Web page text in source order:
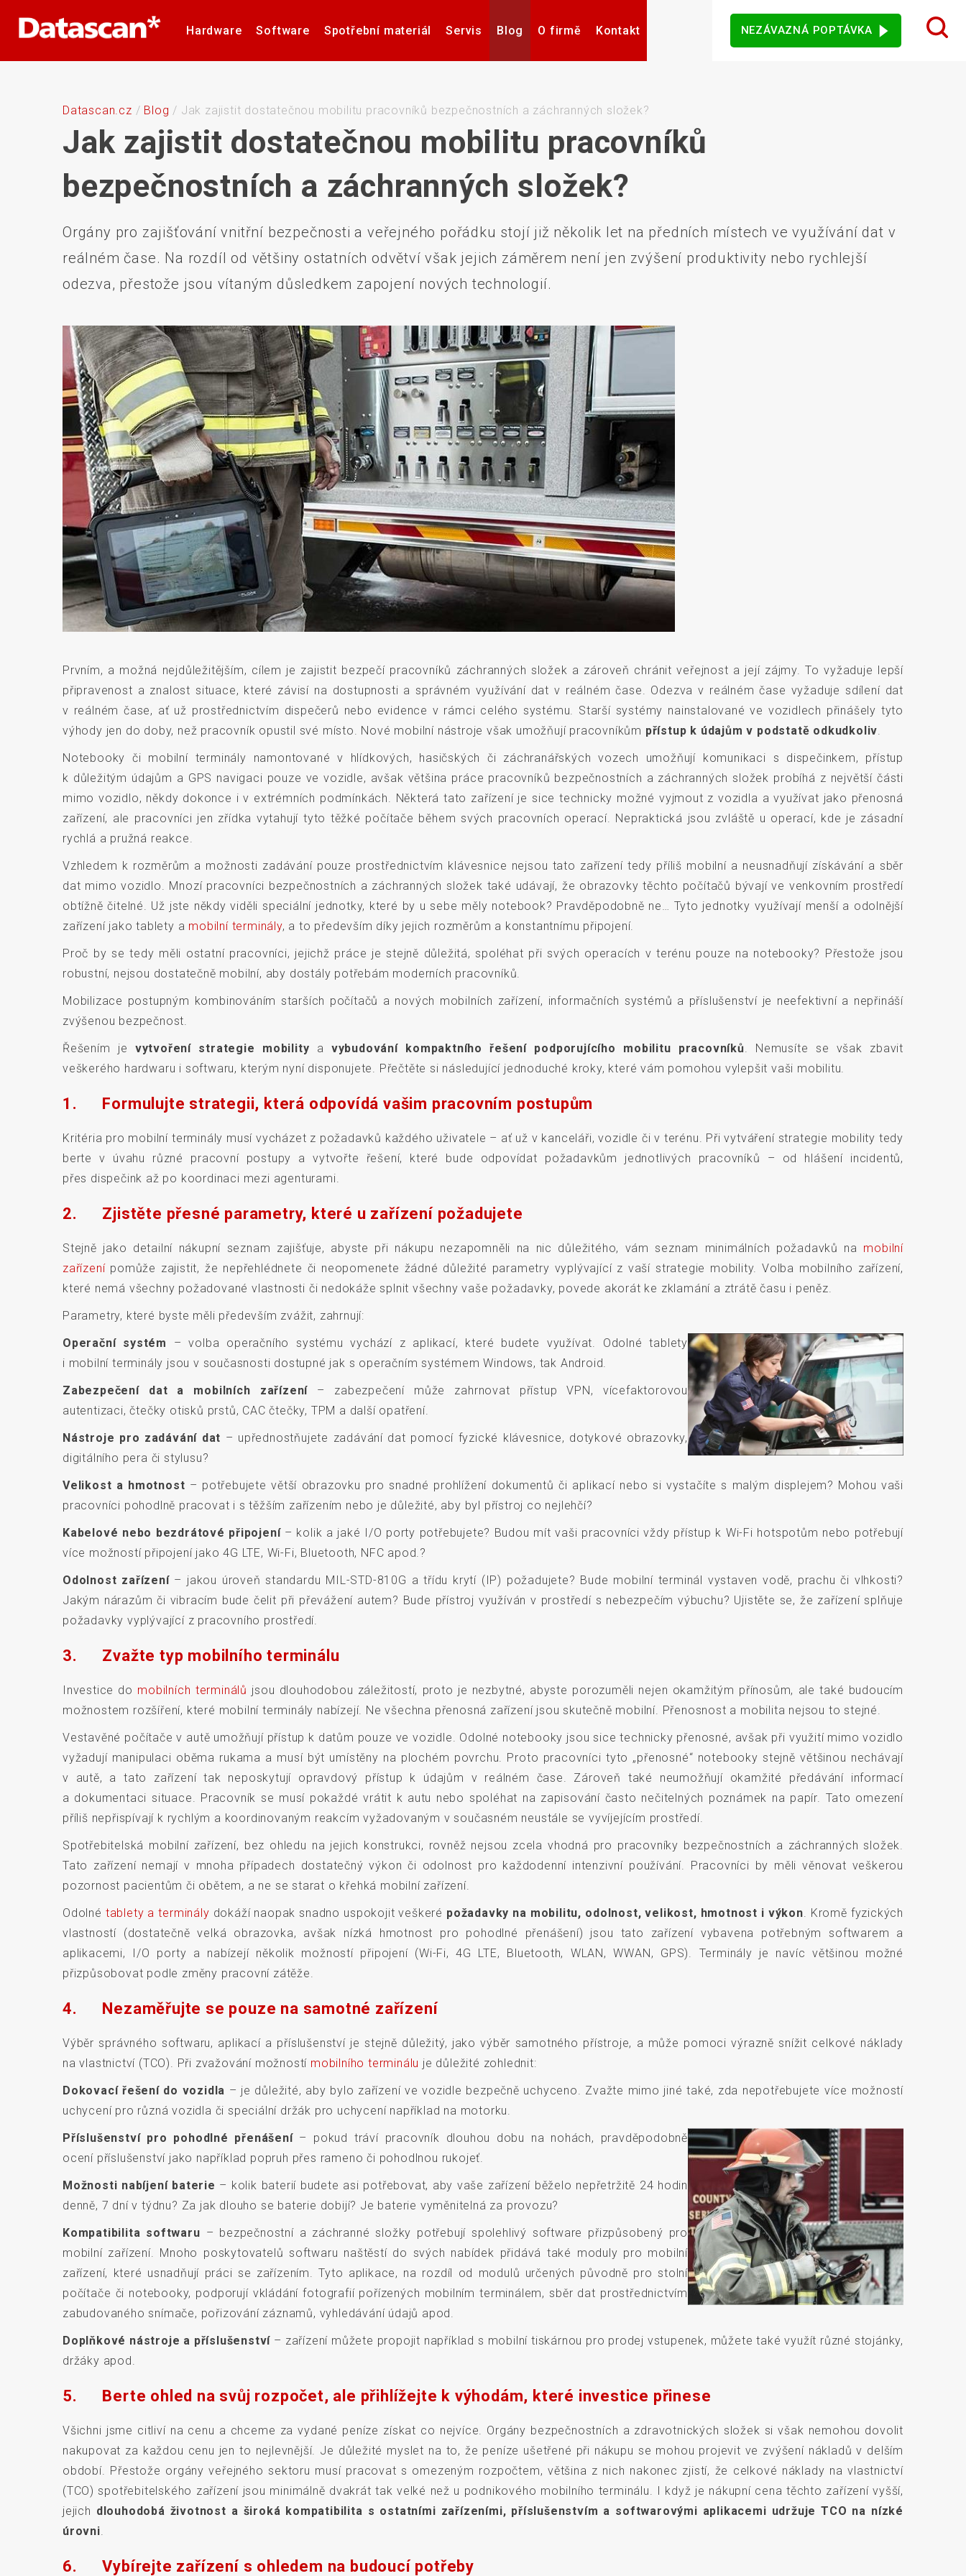
Hardware Software Spotřební materiál Servis Blog O firmě Kontakt
Tiskárny plastových karet Aplikátory etiket
senzory
NEZÁVAZNÁ POPTÁVKA
Datascan.cz / Blog / Jak zajistit dostatečnou mobilitu pracovníků bezpečnostních a záchranných složek?
Jak zajistit dostatečnou mobilitu pracovníků
bezpečnostních a záchranných složek?
Orgány pro zajišťování vnitřní bezpečnosti a veřejného pořádku stojí již několik let na předních místech ve využívání dat v
reálném čase. Na rozdíl od většiny ostatních odvětví však jejich záměrem není jen zvýšení produktivity nebo rychlejší
odezva, přestože jsou vítaným důsledkem zapojení nových technologií.
Prvním, a možná nejdůležitějším, cílem je zajistit bezpečí pracovníků záchranných složek a zároveň chránit veřejnost a její zájmy. To vyžaduje lepší
připravenost a znalost situace, které závisí na dostupnosti a správném využívání dat v reálném čase. Odezva v reálném čase vyžaduje sdílení dat
v reálném čase, ať už prostřednictvím dispečerů nebo evidence v rámci celého systému. Starší systémy nainstalované ve vozidlech přinášely tyto
výhody jen do doby, než pracovník opustil své místo. Nové mobilní nástroje však umožňují pracovníkům přístup k údajům v podstatě odkudkoliv.
Notebooky či mobilní terminály namontované v hlídkových, hasičských či záchranářských vozech umožňují komunikaci s dispečinkem, přístup
k důležitým údajům a GPS navigaci pouze ve vozidle, avšak většina práce pracovníků bezpečnostních a záchranných složek probíhá z největší části
mimo vozidlo, někdy dokonce i v extrémních podmínkách. Některá tato zařízení je sice technicky možné vyjmout z vozidla a využívat jako přenosná
zařízení, ale pracovníci jen zřídka vytahují tyto těžké počítače během svých pracovních operací. Nepraktická jsou zvláště u operací, kde je zásadní
rychlá a pružná reakce.
Vzhledem k rozměrům a možnosti zadávání pouze prostřednictvím klávesnice nejsou tato zařízení tedy příliš mobilní a neusnadňují získávání a sběr
dat mimo vozidlo. Mnozí pracovníci bezpečnostních a záchranných složek také udávají, že obrazovky těchto počítačů bývají ve venkovním prostředí
obtížně čitelné. Už jste někdy viděli speciální jednotky, které by u sebe měly notebook? Pravděpodobně ne… Tyto jednotky využívají menší a odolnější
zařízení jako tablety a mobilní terminály, a to především díky jejich rozměrům a konstantnímu připojení.
Proč by se tedy měli ostatní pracovníci, jejichž práce je stejně důležitá, spoléhat při svých operacích v terénu pouze na notebooky? Přestože jsou
robustní, nejsou dostatečně mobilní, aby dostály potřebám moderních pracovníků.
Mobilizace postupným kombinováním starších počítačů a nových mobilních zařízení, informačních systémů a příslušenství je neefektivní a nepřináší
zvýšenou bezpečnost.
Řešením je vytvoření strategie mobility a vybudování kompaktního řešení podporujícího mobilitu pracovníků. Nemusíte se však zbavit
veškerého hardwaru i softwaru, kterým nyní disponujete. Přečtěte si následující jednoduché kroky, které vám pomohou vylepšit vaši mobilitu.
1. Formulujte strategii, která odpovídá vašim pracovním postupům
Kritéria pro mobilní terminály musí vycházet z požadavků každého uživatele – ať už v kanceláři, vozidle či v terénu. Při vytváření strategie mobility tedy
berte v úvahu různé pracovní postupy a vytvořte řešení, které bude odpovídat požadavkům jednotlivých pracovníků – od hlášení incidentů,
přes dispečink až po koordinaci mezi agenturami.
2. Zjistěte přesné parametry, které u zařízení požadujete
Stejně jako detailní nákupní seznam zajišťuje, abyste při nákupu nezapomněli na nic důležitého, vám seznam minimálních požadavků na mobilní
zařízenípomůže zajistit, že nepřehlédnete či neopomenete žádné důležité parametry vyplývající z vaší strategie mobility. Volba mobilního zařízení,
které nemá všechny požadované vlastnosti či nedokáže splnit všechny vaše požadavky, povede akorát ke zklamání a ztrátě času i peněz.
Parametry, které byste měli především zvážit, zahrnují:
Operační systém
– volba operačního systému vychází z aplikací, které budete využívat. Odolné tablety
i mobilní terminály jsou v současnosti dostupné jak s operačním systémem Windows, tak Android.
Zabezpečení dat a mobilních zařízení – zabezpečení může zahrnovat přístup VPN, vícefaktorovou
autentizaci, čtečky otisků prstů, CAC čtečky, TPM a další opatření.
Nástroje pro zadávání dat – upřednostňujete zadávání dat pomocí fyzické klávesnice, dotykové obrazovky,
digitálního pera či stylusu?
Velikost a hmotnost – potřebujete větší obrazovku pro snadné prohlížení dokumentů či aplikací nebo si vystačíte s malým displejem? Mohou vaši
pracovníci pohodlně pracovat i s těžším zařízením nebo je důležité, aby byl přístroj co nejlehčí?
Kabelové nebo bezdrátové připojení– kolik a jaké I/O porty potřebujete? Budou mít vaši pracovníci vždy přístup k Wi-Fi hotspotům nebo potřebují
více možností připojení jako 4G LTE, Wi-Fi, Bluetooth, NFC apod.?
Odolnost zařízení– jakou úroveň standardu MIL-STD-810G a třídu krytí (IP) požadujete? Bude mobilní terminál vystaven vodě, prachu či vlhkosti?
Jakým nárazům či vibracím bude čelit při převážení autem? Bude přístroj využíván v prostředí s nebezpečím výbuchu? Ujistěte se, že zařízení splňuje
požadavky vyplývající z pracovního prostředí.
3. Zvažte typ mobilního terminálu
Investice do mobilních terminálů jsou dlouhodobou záležitostí, proto je nezbytné, abyste porozuměli nejen okamžitým přínosům, ale také budoucím
možnostem rozšíření, které mobilní terminály nabízejí. Ne všechna přenosná zařízení jsou skutečně mobilní. Přenosnost a mobilita nejsou to stejné.
Vestavěné počítače v autě umožňují přístup k datům pouze ve vozidle. Odolné notebooky jsou sice technicky přenosné, avšak při využití mimo vozidlo
vyžadují manipulaci oběma rukama a musí být umístěny na plochém povrchu. Proto pracovníci tyto „přenosné“ notebooky stejně většinou nechávají
v autě, a tato zařízení tak neposkytují opravdový přístup k údajům v reálném čase. Zároveň také neumožňují okamžité předávání informací
a dokumentaci situace. Pracovník se musí pokaždé vrátit k autu nebo spoléhat na zapisování často nečitelných poznámek na papír. Tato omezení
příliš nepřispívají k rychlým a koordinovaným reakcím vyžadovaným v současném neustále se vyvíjejícím prostředí.
Spotřebitelská mobilní zařízení, bez ohledu na jejich konstrukci, rovněž nejsou zcela vhodná pro pracovníky bezpečnostních a záchranných složek.
Tato zařízení nemají v mnoha případech dostatečný výkon či odolnost pro každodenní intenzivní používání. Pracovníci by měli věnovat veškerou
pozornost pacientům či obětem, a ne se starat o křehká mobilní zařízení.
Odolné tablety a terminály dokáží naopak snadno uspokojit veškeré požadavky na mobilitu, odolnost, velikost, hmotnost i výkon. Kromě fyzických
vlastností (dostatečně velká obrazovka, avšak nízká hmotnost pro pohodlné přenášení) jsou tato zařízení vybavena potřebným softwarem a
aplikacemi, I/O porty a nabízejí několik možností připojení (Wi-Fi, 4G LTE, Bluetooth, WLAN, WWAN, GPS). Terminály je navíc většinou možné
přizpůsobovat podle změny pracovní zátěže.
4. Nezaměřujte se pouze na samotné zařízení
Výběr správného softwaru, aplikací a příslušenství je stejně důležitý, jako výběr samotného přístroje, a může pomoci výrazně snížit celkové náklady
na vlastnictví (TCO). Při zvažování možností mobilního terminálu je důležité zohlednit:
Dokovací řešení do vozidla – je důležité, aby bylo zařízení ve vozidle bezpečně uchyceno. Zvažte mimo jiné také, zda nepotřebujete více možností
uchycení pro různá vozidla či speciální držák pro uchycení například na motorku.
Příslušenství pro pohodlné přenášení– pokud tráví pracovník dlouhou dobu na nohách, pravděpodobně
ocení příslušenství jako například popruh přes rameno či pohodlnou rukojeť.
Možnosti nabíjení baterie – kolik baterií budete asi potřebovat, aby vaše zařízení běželo nepřetržitě 24 hodin
denně, 7 dní v týdnu? Za jak dlouho se baterie dobijí? Je baterie vyměnitelná za provozu?
Kompatibilita softwaru – bezpečnostní a záchranné složky potřebují spolehlivý software přizpůsobený pro
mobilní zařízení. Mnoho poskytovatelů softwaru naštěstí do svých nabídek přidává také moduly pro mobilní
zařízení, které usnadňují práci se zařízením. Tyto aplikace, na rozdíl od modulů určených původně pro stolní
počítače či notebooky, podporují vkládání fotografií pořízených mobilním terminálem, sběr dat prostřednictvím
zabudovaného snímače, pořizování záznamů, vyhledávání údajů apod.
Doplňkové nástroje a příslušenství – zařízení můžete propojit například s mobilní tiskárnou pro prodej vstupenek, můžete také využít různé stojánky,
držáky apod.
5. Berte ohled na svůj rozpočet, ale přihlížejte k výhodám, které investice přinese
Všichni jsme citliví na cenu a chceme za vydané peníze získat co nejvíce. Orgány bezpečnostních a zdravotnických složek si však nemohou dovolit
nakupovat za každou cenu jen to nejlevnější. Je důležité myslet na to, že peníze ušetřené při nákupu se mohou projevit ve zvýšení nákladů v delším
období. Přestože orgány veřejného sektoru musí pracovat s omezeným rozpočtem, většina z nich nakonec zjistí, že celkové náklady na vlastnictví
(TCO) spotřebitelského zařízení jsou minimálně dvakrát tak velké než u podnikového mobilního terminálu. I když je nákupní cena těchto zařízení vyšší,
jejich dlouhodobá životnost a široká kompatibilita s ostatními zařízeními, příslušenstvím a softwarovými aplikacemi udržuje TCO na nízké
úrovni.
6. Vybírejte zařízení s ohledem na budoucí potřeby